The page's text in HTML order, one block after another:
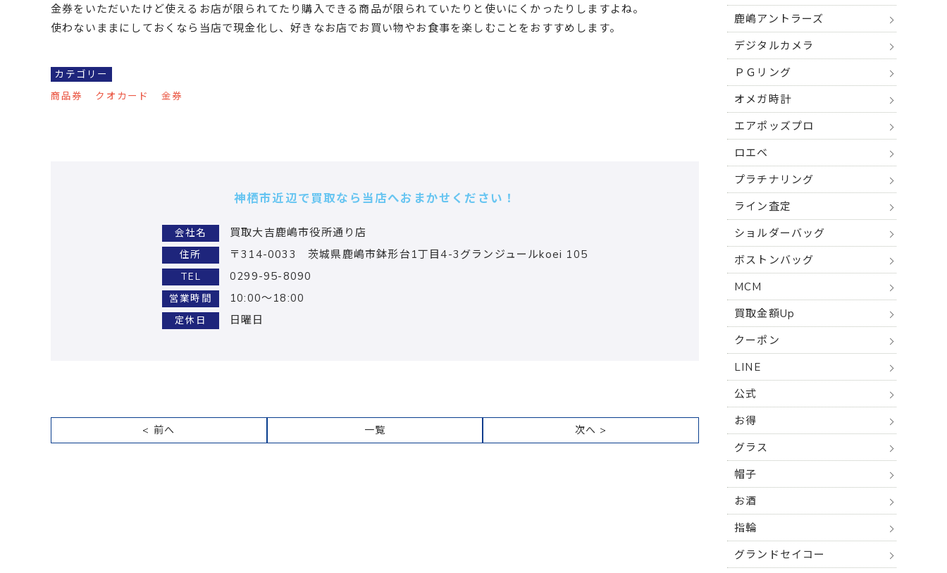
金券をいただいたけど使えるお店が限られてたり購入できる商品が限られていたりと使いにくかったりしますよね。
使わないままにしておくなら当店で現金化し、好きなお店でお買い物やお食事を楽しむことをおすすめします。
カテゴリー
商品券
クオカード 金券
神栖市近辺で買取なら当店へおまかせください！
会社名 買取大吉鹿嶋市役所通り店
住所 〒314-0033 茨城県鹿嶋市鉢形台1丁目4-3グランジュールkoei 105
TEL 0299-95-8090
営業時間 10:00～18:00
定休日 日曜日
< 前へ 一覧 次へ >
鹿嶋アントラーズ
デジタルカメラ
ＰＧリング
オメガ時計
エアポッズプロ
ロエベ
プラチナリング
ライン査定
ショルダーバッグ
ボストンバッグ
MCM
買取金額Up
クーポン
LINE
公式
お得
グラス
帽子
お酒
指輪
グランドセイコー